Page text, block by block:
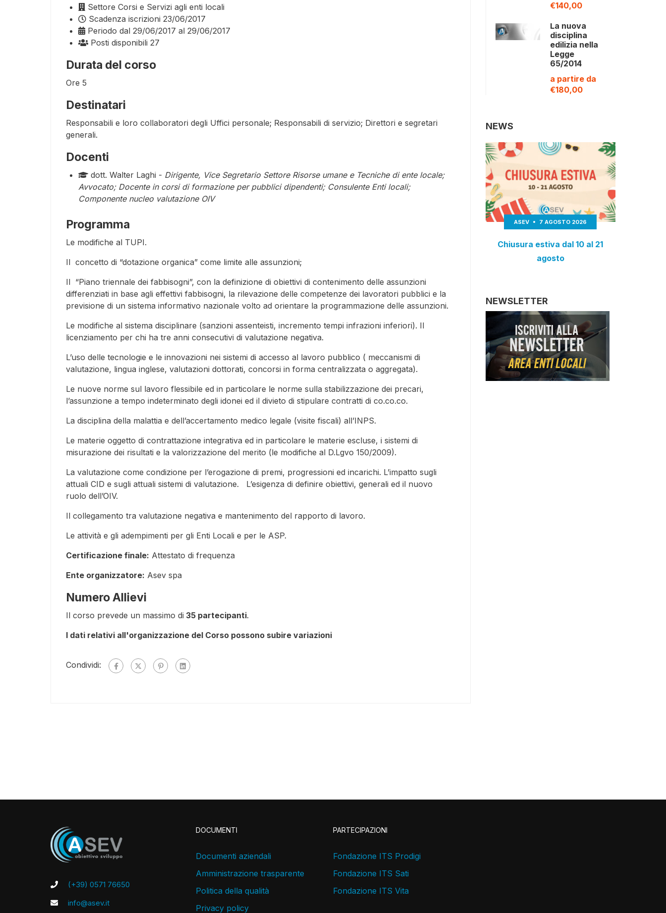
Settore Corsi e Servizi agli enti locali
Scadenza iscrizioni 23/06/2017
Periodo dal 29/06/2017 al 29/06/2017
Posti disponibili 27
Durata del corso
Ore 5
Destinatari
Responsabili e loro collaboratori degli Uffici personale; Responsabili di servizio; Direttori e segretari
generali.
Docenti
dott. Walter Laghi - Dirigente, Vice Segretario Settore Risorse umane e Tecniche di ente locale;
Avvocato; Docente in corsi di formazione per pubblici dipendenti; Consulente Enti locali;
Componente nucleo valutazione OIV
Programma
Le modifiche al TUPI.
Il concetto di “dotazione organica” come limite alle assunzioni;
Il “Piano triennale dei fabbisogni”, con la definizione di obiettivi di contenimento delle assunzioni
differenziati in base agli effettivi fabbisogni, la rilevazione delle competenze dei lavoratori pubblici e la
previsione di un sistema informativo nazionale volto ad orientare la programmazione delle assunzioni.
Le modifiche al sistema disciplinare (sanzioni assenteisti, incremento tempi infrazioni inferiori). Il
licenziamento per chi ha tre anni consecutivi di valutazione negativa.
L’uso delle tecnologie e le innovazioni nei sistemi di accesso al lavoro pubblico ( meccanismi di
valutazione, lingua inglese, valutazioni dottorati, concorsi in forma centralizzata o aggregata).
Le nuove norme sul lavoro flessibile ed in particolare le norme sulla stabilizzazione dei precari,
l’assunzione a tempo indeterminato degli idonei ed il divieto di stipulare contratti di co.co.co.
La disciplina della malattia e dell’accertamento medico legale (visite fiscali) all’INPS.
Le materie oggetto di contrattazione integrativa ed in particolare le materie escluse, i sistemi di
misurazione dei risultati e la valorizzazione del merito (le modifiche al D.Lgvo 150/2009).
La valutazione come condizione per l’erogazione di premi, progressioni ed incarichi. L’impatto sugli
attuali CID e sugli attuali sistemi di valutazione. L’esigenza di definire obiettivi, generali ed il nuovo
ruolo dell’OIV.
Il collegamento tra valutazione negativa e mantenimento del rapporto di lavoro.
Le attività e gli adempimenti per gli Enti Locali e per le ASP.
Certificazione finale: Attestato di frequenza
Ente organizzatore: Asev spa
Numero Allievi
Il corso prevede un massimo di 35 partecipanti.
I dati relativi all'organizzazione del Corso possono subire variazioni
Condividi:
€140,00
La nuova
disciplina
edilizia nella
Legge
65/2014
a partire da
€180,00
NEWS
ASEV 7 AGOSTO 2026
Chiusura estiva dal 10 al 21
agosto
NEWSLETTER
(+39) 0571 76650
info@asev.it
DOCUMENTI
Documenti aziendali
Amministrazione trasparente
Politica della qualità
Privacy policy
PARTECIPAZIONI
Fondazione ITS Prodigi
Fondazione ITS Sati
Fondazione ITS Vita